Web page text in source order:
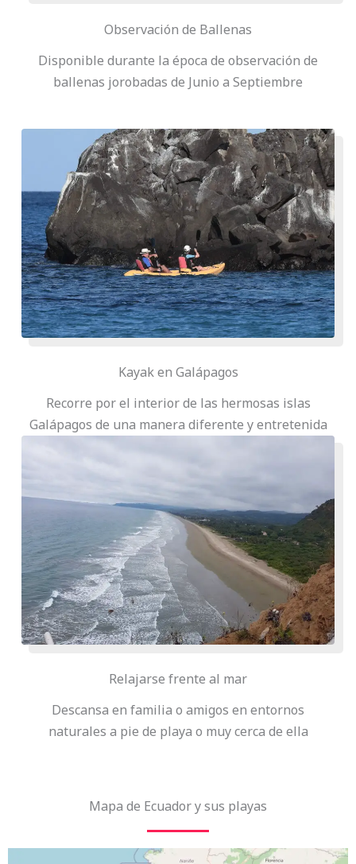
Observación de Ballenas
Disponible durante la época de observación de
ballenas jorobadas de Junio a Septiembre
Kayak en Galápagos
Recorre por el interior de las hermosas islas
Galápagos de una manera diferente y entretenida
Relajarse frente al mar
Descansa en familia o amigos en entornos
naturales a pie de playa o muy cerca de ella
Mapa de Ecuador y sus playas